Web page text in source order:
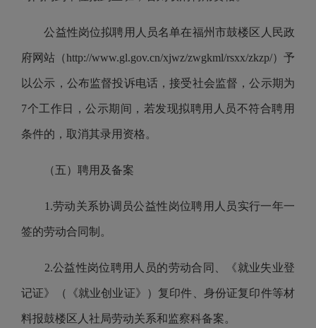
公益性岗位拟聘用人员名单在福州市鼓楼区人民政
府网站（http://www.gl.gov.cn/xjwz/zwgkml/rsxx/zkzp/）予
以公示，公布监督投诉电话，接受社会监督，公示期为
7个工作日，公示期间，若发现拟聘用人员不符合聘用
条件的，取消其录用资格。
（五）聘用及备案
1.劳动关系协调员公益性岗位聘用人员实行一年一
签的劳动合同制。
2.公益性岗位聘用人员的劳动合同、《就业失业登
记证》（《就业创业证》）复印件、身份证复印件等材
料报鼓楼区人社局劳动关系和监察科备案。